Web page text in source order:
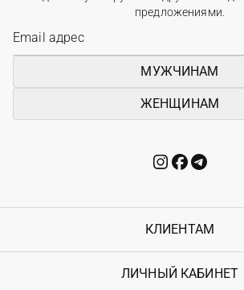
предложениями.
МУЖЧИНАМ
ЖЕНЩИНАМ
КЛИЕНТАМ
Контакты
ЛИЧНЫЙ КАБИНЕТ